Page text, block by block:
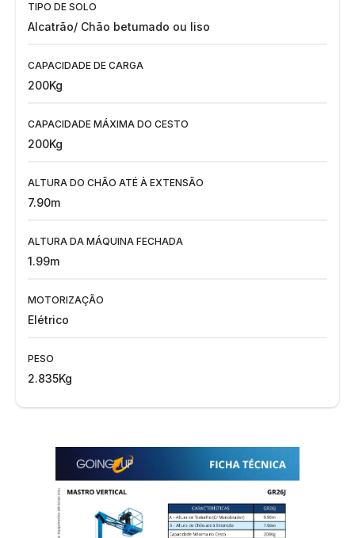
TIPO DE SOLO
Alcatrão/ Chão betumado ou liso
CAPACIDADE DE CARGA
200Kg
CAPACIDADE MÁXIMA DO CESTO
200Kg
ALTURA DO CHÃO ATÉ À EXTENSÃO
7.90m
ALTURA DA MÁQUINA FECHADA
1.99m
MOTORIZAÇÃO
Elétrico
PESO
2.835Kg